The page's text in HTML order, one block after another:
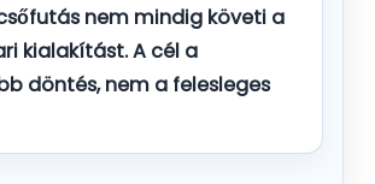
nem mindig követi a
kialakítást. A cél a
döntés, nem a felesleges